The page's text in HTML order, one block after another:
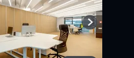
Next